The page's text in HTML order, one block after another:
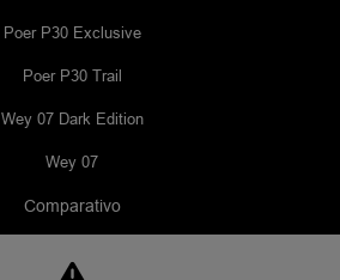
Poer P30 Exclusive
Poer P30 Trail
Wey 07 Dark Edition
Wey 07
Comparativo